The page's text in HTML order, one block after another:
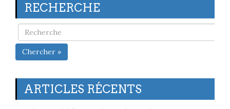
RECHERCHE
Chercher »
ARTICLES RÉCENTS